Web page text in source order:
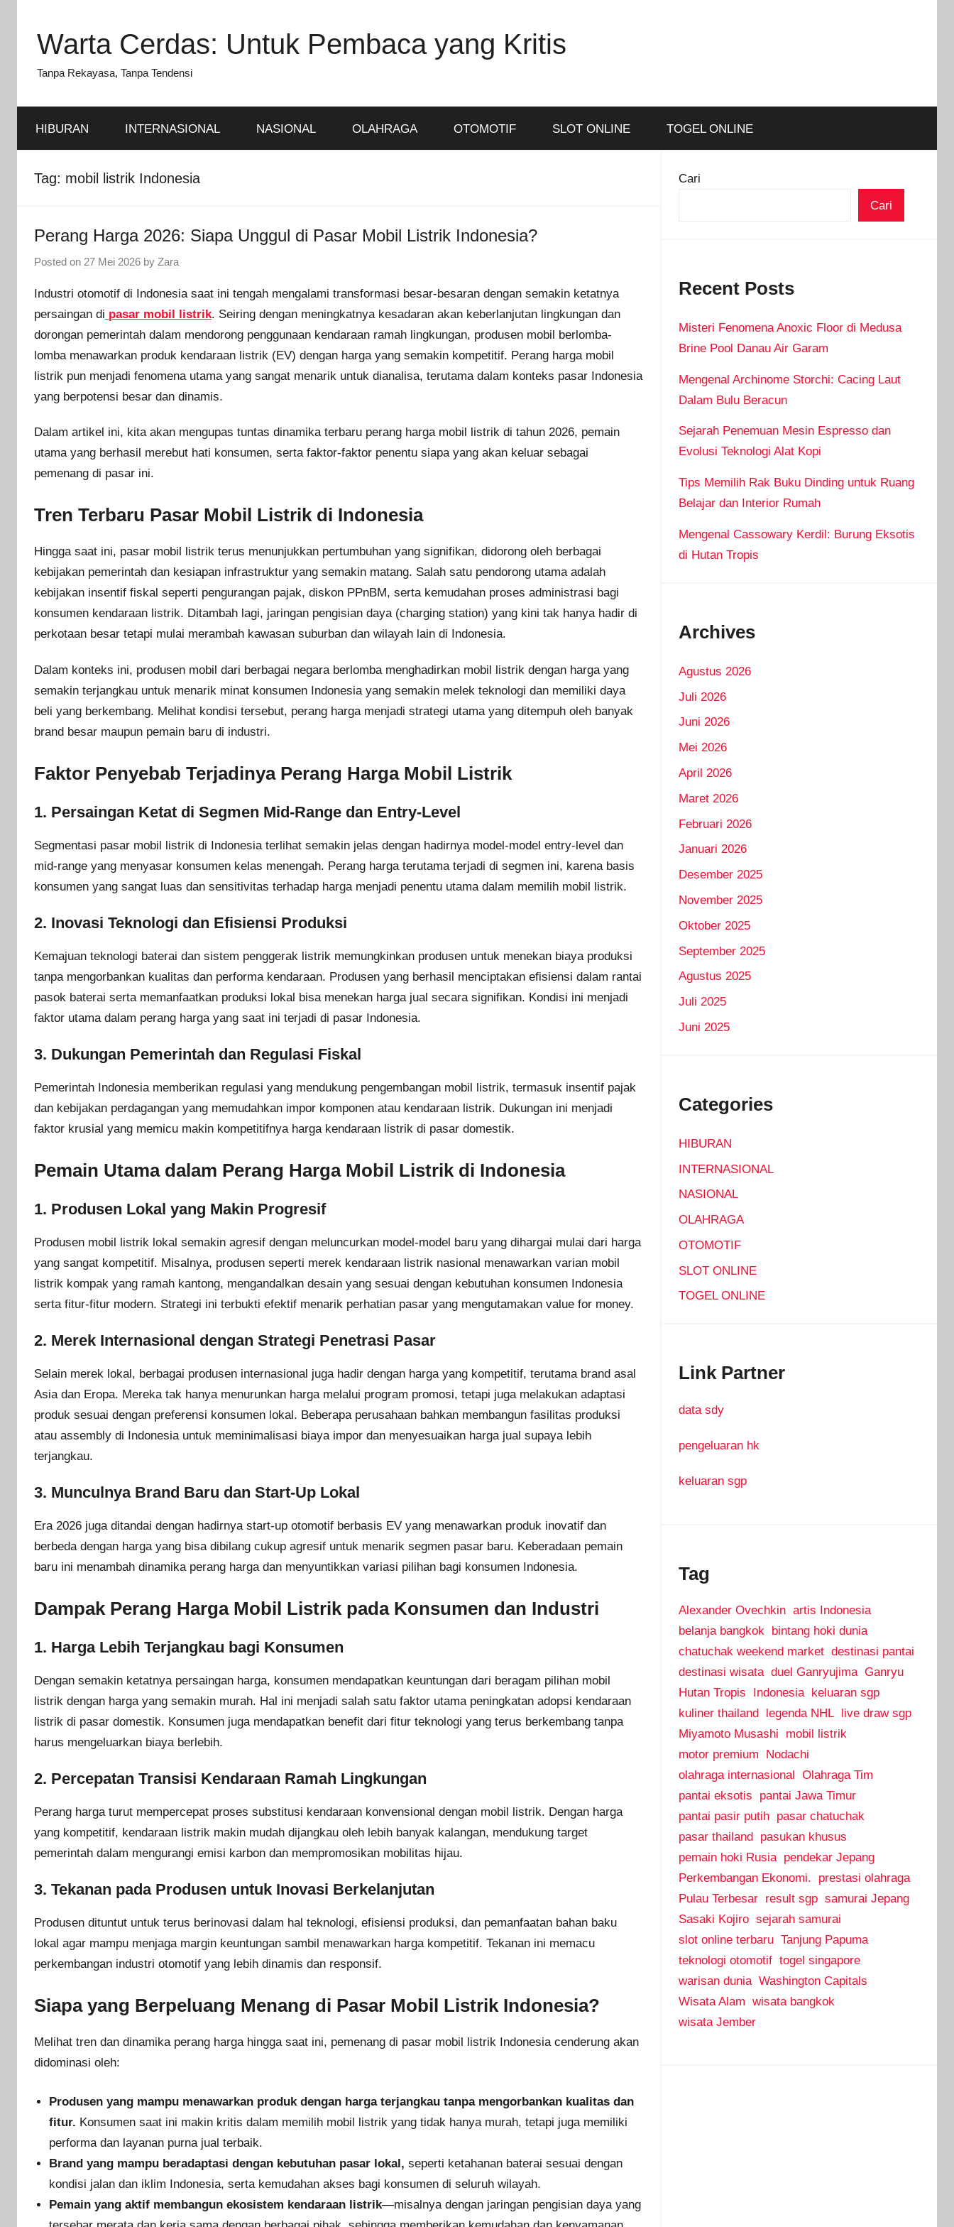
content
Warta Cerdas: Untuk Pembaca yang Kritis
Tanpa Rekayasa, Tanpa Tendensi
HIBURAN INTERNASIONAL NASIONAL OLAHRAGA OTOMOTIF SLOT ONLINE TOGEL ONLINE
Tag: mobil listrik Indonesia
Perang Harga 2026: Siapa Unggul di Pasar Mobil Listrik Indonesia?
Posted on 27 Mei 2026 by Zara
Industri otomotif di Indonesia saat ini tengah mengalami transformasi besar-besaran dengan semakin ketatnya
persaingan di pasar mobil listrik. Seiring dengan meningkatnya kesadaran akan keberlanjutan lingkungan dan
dorongan pemerintah dalam mendorong penggunaan kendaraan ramah lingkungan, produsen mobil berlomba-
lomba menawarkan produk kendaraan listrik (EV) dengan harga yang semakin kompetitif. Perang harga mobil
listrik pun menjadi fenomena utama yang sangat menarik untuk dianalisa, terutama dalam konteks pasar Indonesia
yang berpotensi besar dan dinamis.
Dalam artikel ini, kita akan mengupas tuntas dinamika terbaru perang harga mobil listrik di tahun 2026, pemain
utama yang berhasil merebut hati konsumen, serta faktor-faktor penentu siapa yang akan keluar sebagai
pemenang di pasar ini.
Tren Terbaru Pasar Mobil Listrik di Indonesia
Hingga saat ini, pasar mobil listrik terus menunjukkan pertumbuhan yang signifikan, didorong oleh berbagai
kebijakan pemerintah dan kesiapan infrastruktur yang semakin matang. Salah satu pendorong utama adalah
kebijakan insentif fiskal seperti pengurangan pajak, diskon PPnBM, serta kemudahan proses administrasi bagi
konsumen kendaraan listrik. Ditambah lagi, jaringan pengisian daya (charging station) yang kini tak hanya hadir di
perkotaan besar tetapi mulai merambah kawasan suburban dan wilayah lain di Indonesia.
Dalam konteks ini, produsen mobil dari berbagai negara berlomba menghadirkan mobil listrik dengan harga yang
semakin terjangkau untuk menarik minat konsumen Indonesia yang semakin melek teknologi dan memiliki daya
beli yang berkembang. Melihat kondisi tersebut, perang harga menjadi strategi utama yang ditempuh oleh banyak
brand besar maupun pemain baru di industri.
Faktor Penyebab Terjadinya Perang Harga Mobil Listrik
1. Persaingan Ketat di Segmen Mid-Range dan Entry-Level
Segmentasi pasar mobil listrik di Indonesia terlihat semakin jelas dengan hadirnya model-model entry-level dan
mid-range yang menyasar konsumen kelas menengah. Perang harga terutama terjadi di segmen ini, karena basis
konsumen yang sangat luas dan sensitivitas terhadap harga menjadi penentu utama dalam memilih mobil listrik.
2. Inovasi Teknologi dan Efisiensi Produksi
Kemajuan teknologi baterai dan sistem penggerak listrik memungkinkan produsen untuk menekan biaya produksi
tanpa mengorbankan kualitas dan performa kendaraan. Produsen yang berhasil menciptakan efisiensi dalam rantai
pasok baterai serta memanfaatkan produksi lokal bisa menekan harga jual secara signifikan. Kondisi ini menjadi
faktor utama dalam perang harga yang saat ini terjadi di pasar Indonesia.
3. Dukungan Pemerintah dan Regulasi Fiskal
Pemerintah Indonesia memberikan regulasi yang mendukung pengembangan mobil listrik, termasuk insentif pajak
dan kebijakan perdagangan yang memudahkan impor komponen atau kendaraan listrik. Dukungan ini menjadi
faktor krusial yang memicu makin kompetitifnya harga kendaraan listrik di pasar domestik.
Pemain Utama dalam Perang Harga Mobil Listrik di Indonesia
1. Produsen Lokal yang Makin Progresif
Produsen mobil listrik lokal semakin agresif dengan meluncurkan model-model baru yang dihargai mulai dari harga
yang sangat kompetitif. Misalnya, produsen seperti merek kendaraan listrik nasional menawarkan varian mobil
listrik kompak yang ramah kantong, mengandalkan desain yang sesuai dengan kebutuhan konsumen Indonesia
serta fitur-fitur modern. Strategi ini terbukti efektif menarik perhatian pasar yang mengutamakan value for money.
2. Merek Internasional dengan Strategi Penetrasi Pasar
Selain merek lokal, berbagai produsen internasional juga hadir dengan harga yang kompetitif, terutama brand asal
Asia dan Eropa. Mereka tak hanya menurunkan harga melalui program promosi, tetapi juga melakukan adaptasi
produk sesuai dengan preferensi konsumen lokal. Beberapa perusahaan bahkan membangun fasilitas produksi
atau assembly di Indonesia untuk meminimalisasi biaya impor dan menyesuaikan harga jual supaya lebih
terjangkau.
3. Munculnya Brand Baru dan Start-Up Lokal
Era 2026 juga ditandai dengan hadirnya start-up otomotif berbasis EV yang menawarkan produk inovatif dan
berbeda dengan harga yang bisa dibilang cukup agresif untuk menarik segmen pasar baru. Keberadaan pemain
baru ini menambah dinamika perang harga dan menyuntikkan variasi pilihan bagi konsumen Indonesia.
Dampak Perang Harga Mobil Listrik pada Konsumen dan Industri
1. Harga Lebih Terjangkau bagi Konsumen
Dengan semakin ketatnya persaingan harga, konsumen mendapatkan keuntungan dari beragam pilihan mobil
listrik dengan harga yang semakin murah. Hal ini menjadi salah satu faktor utama peningkatan adopsi kendaraan
listrik di pasar domestik. Konsumen juga mendapatkan benefit dari fitur teknologi yang terus berkembang tanpa
harus mengeluarkan biaya berlebih.
2. Percepatan Transisi Kendaraan Ramah Lingkungan
Perang harga turut mempercepat proses substitusi kendaraan konvensional dengan mobil listrik. Dengan harga
yang kompetitif, kendaraan listrik makin mudah dijangkau oleh lebih banyak kalangan, mendukung target
pemerintah dalam mengurangi emisi karbon dan mempromosikan mobilitas hijau.
3. Tekanan pada Produsen untuk Inovasi Berkelanjutan
Produsen dituntut untuk terus berinovasi dalam hal teknologi, efisiensi produksi, dan pemanfaatan bahan baku
lokal agar mampu menjaga margin keuntungan sambil menawarkan harga kompetitif. Tekanan ini memacu
perkembangan industri otomotif yang lebih dinamis dan responsif.
Siapa yang Berpeluang Menang di Pasar Mobil Listrik Indonesia?
Melihat tren dan dinamika perang harga hingga saat ini, pemenang di pasar mobil listrik Indonesia cenderung akan
didominasi oleh:
Produsen yang mampu menawarkan produk dengan harga terjangkau tanpa mengorbankan kualitas dan
fitur. Konsumen saat ini makin kritis dalam memilih mobil listrik yang tidak hanya murah, tetapi juga memiliki
performa dan layanan purna jual terbaik.
Brand yang mampu beradaptasi dengan kebutuhan pasar lokal, seperti ketahanan baterai sesuai dengan
kondisi jalan dan iklim Indonesia, serta kemudahan akses bagi konsumen di seluruh wilayah.
Pemain yang aktif membangun ekosistem kendaraan listrik—misalnya dengan jaringan pengisian daya yang
Cari
Cari
Recent Posts
Misteri Fenomena Anoxic Floor di Medusa
Brine Pool Danau Air Garam
Mengenal Archinome Storchi: Cacing Laut
Dalam Bulu Beracun
Sejarah Penemuan Mesin Espresso dan
Evolusi Teknologi Alat Kopi
Tips Memilih Rak Buku Dinding untuk Ruang
Belajar dan Interior Rumah
Mengenal Cassowary Kerdil: Burung Eksotis
di Hutan Tropis
Archives
Agustus 2026
Juli 2026
Juni 2026
Mei 2026
April 2026
Maret 2026
Februari 2026
Januari 2026
Desember 2025
November 2025
Oktober 2025
September 2025
Agustus 2025
Juli 2025
Juni 2025
Categories
HIBURAN
INTERNASIONAL
NASIONAL
OLAHRAGA
OTOMOTIF
SLOT ONLINE
TOGEL ONLINE
Link Partner
data sdy
pengeluaran hk
keluaran sgp
Tag
Alexander Ovechkin artis Indonesia
belanja bangkok
bintang hoki dunia
chatuchak weekend market destinasi pantai
destinasi wisata duel Ganryujima Ganryu
Hutan Tropis
Indonesia
keluaran sgp
kuliner thailand
legenda NHL
live draw sgp
Miyamoto Musashi
mobil listrik
motor premium
Nodachi
olahraga internasional
Olahraga Tim
pantai eksotis
pantai Jawa Timur
pantai pasir putih pasar chatuchak
pasar thailand
pasukan khusus
pemain hoki Rusia pendekar Jepang
Perkembangan Ekonomi.
prestasi olahraga
Pulau Terbesar result sgp samurai Jepang
Sasaki Kojiro sejarah samurai
slot online terbaru Tanjung Papuma
teknologi otomotif togel singapore
warisan dunia Washington Capitals
Wisata Alam wisata bangkok
wisata Jember